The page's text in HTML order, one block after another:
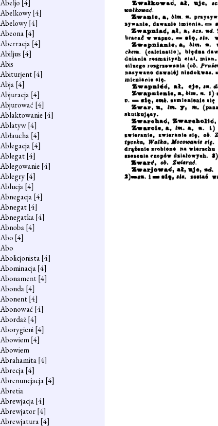
Abeljo [4]
Abelkowy[4]
Abelowy[4]
Abeona[4]
Aberracja[4]
Abiljus [4]
Abis
Abiturjent[4]
Abja[4]
Abjuracja[4]
Abjurować [4]
Ablaktowanie [4]
Ablatyw[4]
Abłaucha[4]
Ablegacja[4]
Ablegat[4]
Ablegowanie [4]
Ablegry[4]
Ablucja[4]
Abnegacja[4]
Abnegat[4]
Abnegatka[4]
Abnoba[4]
Abo [4]
Abo
Abolicjonista[4]
Abominacja[4]
Abonament[4]
Abonda[4]
Abonent[4]
Abonować [4]
Abordaż[4]
Aborygieni[4]
Abowiem[4]
Abowiem
Abrahamita[4]
Abrecja[4]
Abrenuncjacja[4]
Abretia
Abrewjacja[4]
Abrewjator[4]
Abrewjatura[4]